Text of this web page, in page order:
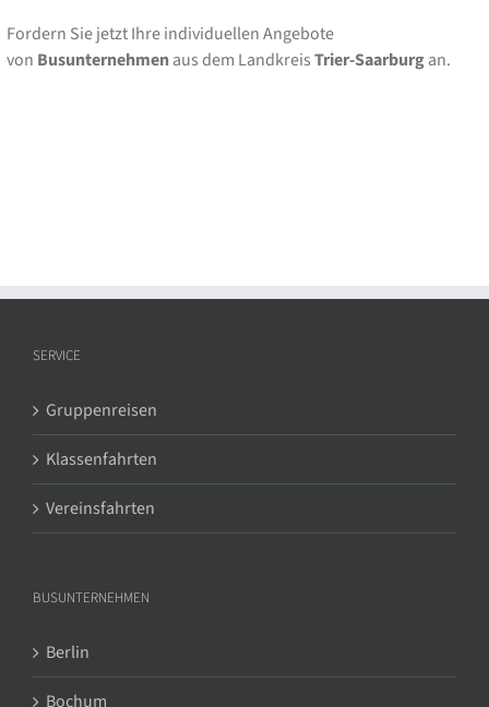
Fordern Sie jetzt Ihre individuellen Angebote
von Busunternehmenaus dem LandkreisTrier-Saarburgan.
SERVICE
Gruppenreisen
Klassenfahrten
Vereinsfahrten
BUSUNTERNEHMEN
Berlin
Bochum